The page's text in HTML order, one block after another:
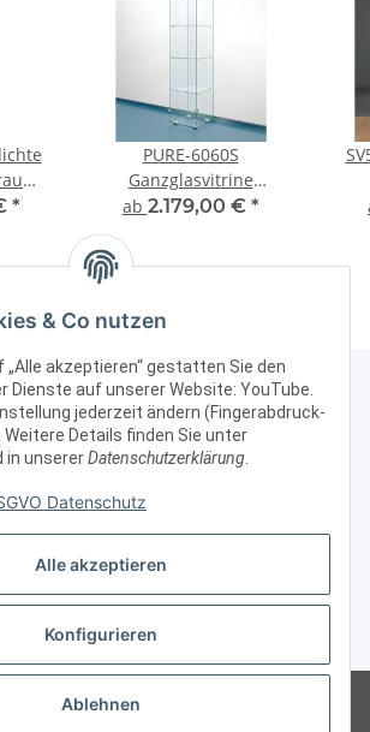
Alle akzeptieren
Konfigurieren
Ablehnen
& Co nutzen
„Alle akzeptieren“ gestatten Sie den
Dienste auf unserer Website: YouTube.
jederzeit ändern (Fingerabdruck-
Weitere Details finden Sie unter
in unsererDatenschutzerklärung.
Datenschutz
*
PURE-6060S
Ganzglasvitrine
staubdicht
Präsentationsvitrine
ab 2.179,00 € *
Vertrag widerrufen
USt., zzgl.Versand
Besucherzähler: 3030010